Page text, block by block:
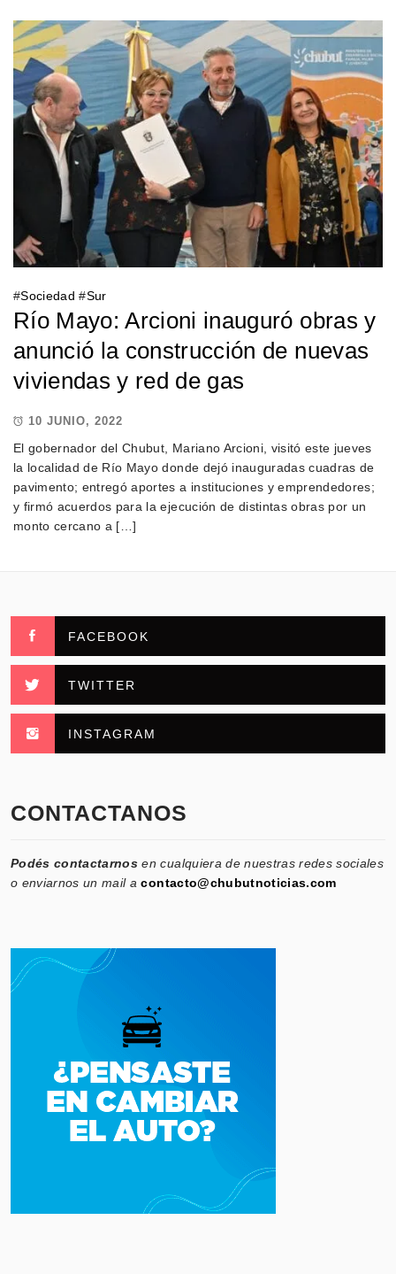
#Sociedad #Sur
Río Mayo: Arcioni inauguró obras y
anunció la construcción de nuevas
viviendas y red de gas
10 JUNIO, 2022
El gobernador del Chubut, Mariano Arcioni, visitó este jueves
la localidad de Río Mayo donde dejó inauguradas cuadras de
pavimento; entregó aportes a instituciones y emprendedores;
y firmó acuerdos para la ejecución de distintas obras por un
monto cercano a […]
FACEBOOK
TWITTER
INSTAGRAM
CONTACTANOS
Podés contactarnos en cualquiera de nuestras redes sociales
o enviarnos un mail acontacto@chubutnoticias.com